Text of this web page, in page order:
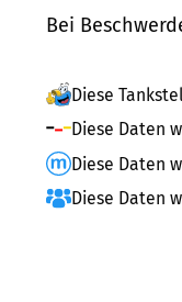
Bei
Diese
Diese Daten
Diese Daten
Diese Daten